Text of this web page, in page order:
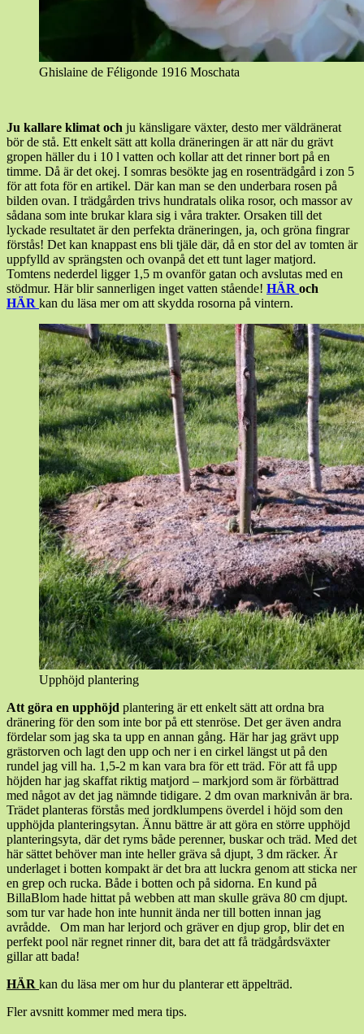
Ghislaine de Féligonde 1916 Moschata
Ju kallare klimat och ju känsligare växter, desto mer väldränerat
bör de stå. Ett enkelt sätt att kolla dräneringen är att när du grävt
gropen häller du i 10 l vatten och kollar att det rinner bort på en
timme. Då är det okej. I somras besökte jag en rosenträdgård i zon 5
för att fota för en artikel. Där kan man se den underbara rosen på
bilden ovan. I trädgården trivs hundratals olika rosor, och massor av
sådana som inte brukar klara sig i våra trakter. Orsaken till det
lyckade resultatet är den perfekta dräneringen, ja, och gröna fingrar
förstås! Det kan knappast ens bli tjäle där, då en stor del av tomten är
uppfylld av sprängsten och ovanpå det ett tunt lager matjord.
Tomtens nederdel ligger 1,5 m ovanför gatan och avslutas med en
stödmur. Här blir sannerligen inget vatten stående! HÄR och
HÄR kan du läsa mer om att skydda rosorna på vintern.
Upphöjd plantering
Att göra en upphöjd plantering är ett enkelt sätt att ordna bra
dränering för den som inte bor på ett stenröse. Det ger även andra
fördelar som jag ska ta upp en annan gång. Här har jag grävt upp
grästorven och lagt den upp och ner i en cirkel längst ut på den
rundel jag vill ha. 1,5-2 m kan vara bra för ett träd. För att få upp
höjden har jag skaffat riktig matjord – markjord som är förbättrad
med något av det jag nämnde tidigare. 2 dm ovan marknivån är bra.
Trädet planteras förstås med jordklumpens överdel i höjd som den
upphöjda planteringsytan. Ännu bättre är att göra en större upphöjd
planteringsyta, där det ryms både perenner, buskar och träd. Med det
här sättet behöver man inte heller gräva så djupt, 3 dm räcker. Är
underlaget i botten kompakt är det bra att luckra genom att sticka ner
en grep och rucka. Både i botten och på sidorna. En kund på
BillaBlom hade hittat på webben att man skulle gräva 80 cm djupt.
som tur var hade hon inte hunnit ända ner till botten innan jag
avrådde. Om man har lerjord och gräver en djup grop, blir det en
perfekt pool när regnet rinner dit, bara det att få trädgårdsväxter
gillar att bada!
HÄR kan du läsa mer om hur du planterar ett äppelträd.
Fler avsnitt kommer med mera tips.